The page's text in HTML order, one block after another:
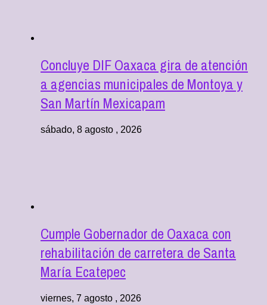
Concluye DIF Oaxaca gira de atención
a agencias municipales de Montoya y
San Martín Mexicapam
sábado, 8 agosto , 2026
Cumple Gobernador de Oaxaca con
rehabilitación de carretera de Santa
María Ecatepec
viernes, 7 agosto , 2026